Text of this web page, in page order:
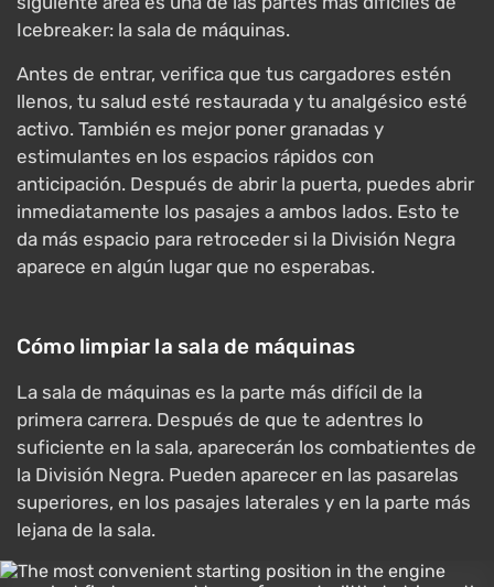
Icebreaker: la sala de máquinas.
Antes de entrar, verifica que tus cargadores estén
llenos, tu salud esté restaurada y tu analgésico esté
activo. También es mejor poner granadas y
estimulantes en los espacios rápidos con
anticipación. Después de abrir la puerta, puedes abrir
inmediatamente los pasajes a ambos lados. Esto te
da más espacio para retroceder si la División Negra
aparece en algún lugar que no esperabas.
Cómo limpiar la sala de máquinas
La sala de máquinas es la parte más difícil de la
primera carrera. Después de que te adentres lo
suficiente en la sala, aparecerán los combatientes de
la División Negra. Pueden aparecer en las pasarelas
superiores, en los pasajes laterales y en la parte más
lejana de la sala.